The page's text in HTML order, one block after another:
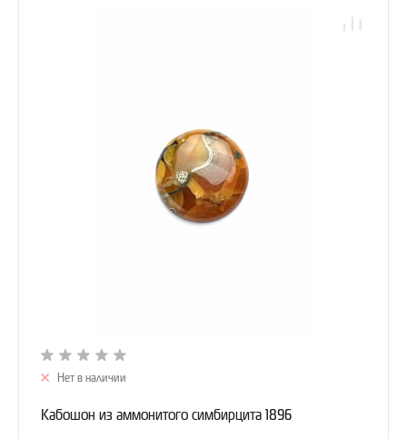
Нет в наличии
Кабошон из аммонитого симбирцита 1896